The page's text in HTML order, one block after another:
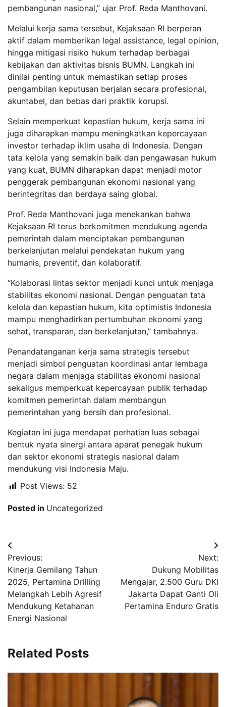
pembangunan nasional,” ujar Prof. Reda Manthovani.
Melalui kerja sama tersebut, Kejaksaan RI berperan
aktif dalam memberikan legal assistance, legal opinion,
hingga mitigasi risiko hukum terhadap berbagai
kebijakan dan aktivitas bisnis BUMN. Langkah ini
dinilai penting untuk memastikan setiap proses
pengambilan keputusan berjalan secara profesional,
akuntabel, dan bebas dari praktik korupsi.
Selain memperkuat kepastian hukum, kerja sama ini
juga diharapkan mampu meningkatkan kepercayaan
investor terhadap iklim usaha di Indonesia. Dengan
tata kelola yang semakin baik dan pengawasan hukum
yang kuat, BUMN diharapkan dapat menjadi motor
penggerak pembangunan ekonomi nasional yang
berintegritas dan berdaya saing global.
Prof. Reda Manthovani juga menekankan bahwa
Kejaksaan RI terus berkomitmen mendukung agenda
pemerintah dalam menciptakan pembangunan
berkelanjutan melalui pendekatan hukum yang
humanis, preventif, dan kolaboratif.
“Kolaborasi lintas sektor menjadi kunci untuk menjaga
stabilitas ekonomi nasional. Dengan penguatan tata
kelola dan kepastian hukum, kita optimistis Indonesia
mampu menghadirkan pertumbuhan ekonomi yang
sehat, transparan, dan berkelanjutan,” tambahnya.
Penandatanganan kerja sama strategis tersebut
menjadi simbol penguatan koordinasi antar lembaga
negara dalam menjaga stabilitas ekonomi nasional
sekaligus memperkuat kepercayaan publik terhadap
komitmen pemerintah dalam membangun
pemerintahan yang bersih dan profesional.
Kegiatan ini juga mendapat perhatian luas sebagai
bentuk nyata sinergi antara aparat penegak hukum
dan sektor ekonomi strategis nasional dalam
mendukung visi Indonesia Maju.
Post Views: 52
Posted in Uncategorized
Navigasi
pos
Previous:
Kinerja Gemilang Tahun
2025, Pertamina Drilling
Melangkah Lebih Agresif
Mendukung Ketahanan
Energi Nasional
Next:
Dukung Mobilitas
Mengajar, 2.500 Guru DKI
Jakarta Dapat Ganti Oli
Pertamina Enduro Gratis
Related Posts